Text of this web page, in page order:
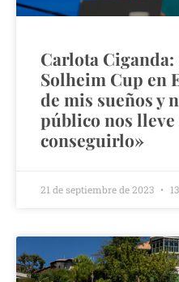
Carlota Ciganda:
Solheim Cup en
de mis sueños y
público nos lleve
conseguirlo»
21 de septiembre de 2023